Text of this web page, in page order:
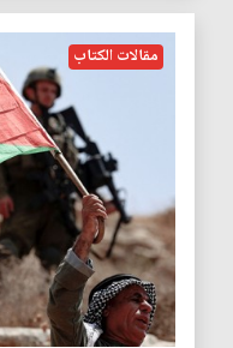
مقالات الكتاب